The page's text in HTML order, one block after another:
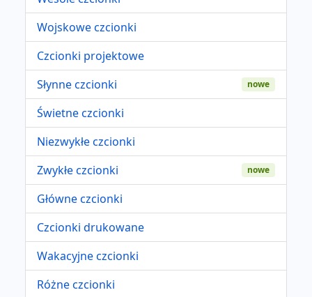
Wojskowe czcionki
Czcionki projektowe
Słynne czcionki
nowe
Świetne czcionki
Niezwykłe czcionki
Zwykłe czcionki
nowe
Główne czcionki
Czcionki drukowane
Wakacyjne czcionki
Różne czcionki